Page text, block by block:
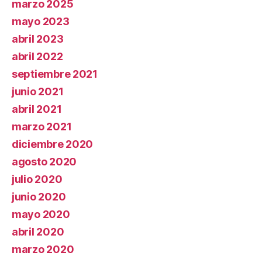
marzo 2025
mayo 2023
abril 2023
abril 2022
septiembre 2021
junio 2021
abril 2021
marzo 2021
diciembre 2020
agosto 2020
julio 2020
junio 2020
mayo 2020
abril 2020
marzo 2020